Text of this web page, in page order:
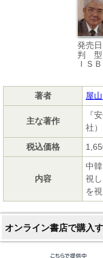
発売日
判 型
ＩＳ
著者 屋
主な著作
『
社）
税込価格
内容
中
視
を
オンライン書店で購入